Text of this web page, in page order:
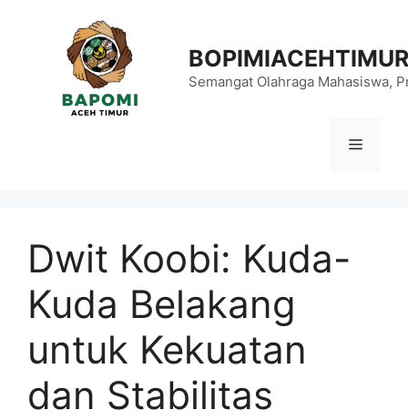
BOPIMIACEHTIMUR
Semangat Olahraga Mahasiswa,
Menu
Dwit Koobi: Kuda-
Kuda Belakang
untuk Kekuatan
dan Stabilitas